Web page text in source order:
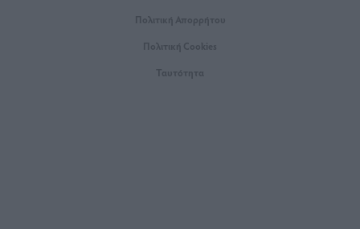
Πολιτική Απορρήτου
Πολιτική Cookies
Ταυτότητα